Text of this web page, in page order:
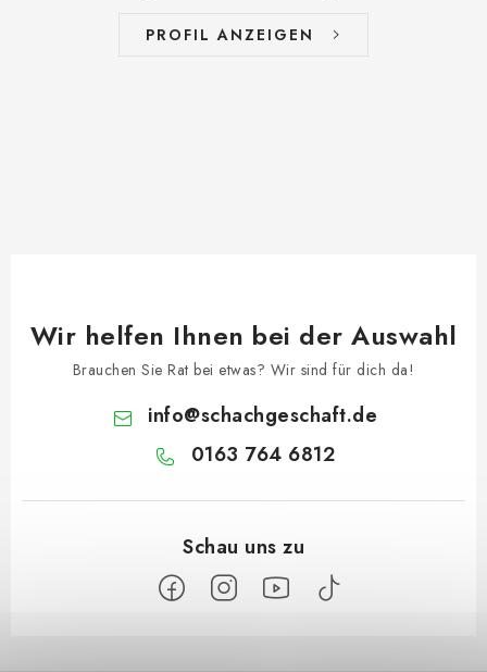
PROFIL ANZEIGEN
Wir helfen Ihnen bei der Auswahl
Brauchen Sie Rat bei etwas? Wir sind für dich da!
info@schachgeschaft.de
0163 764 6812